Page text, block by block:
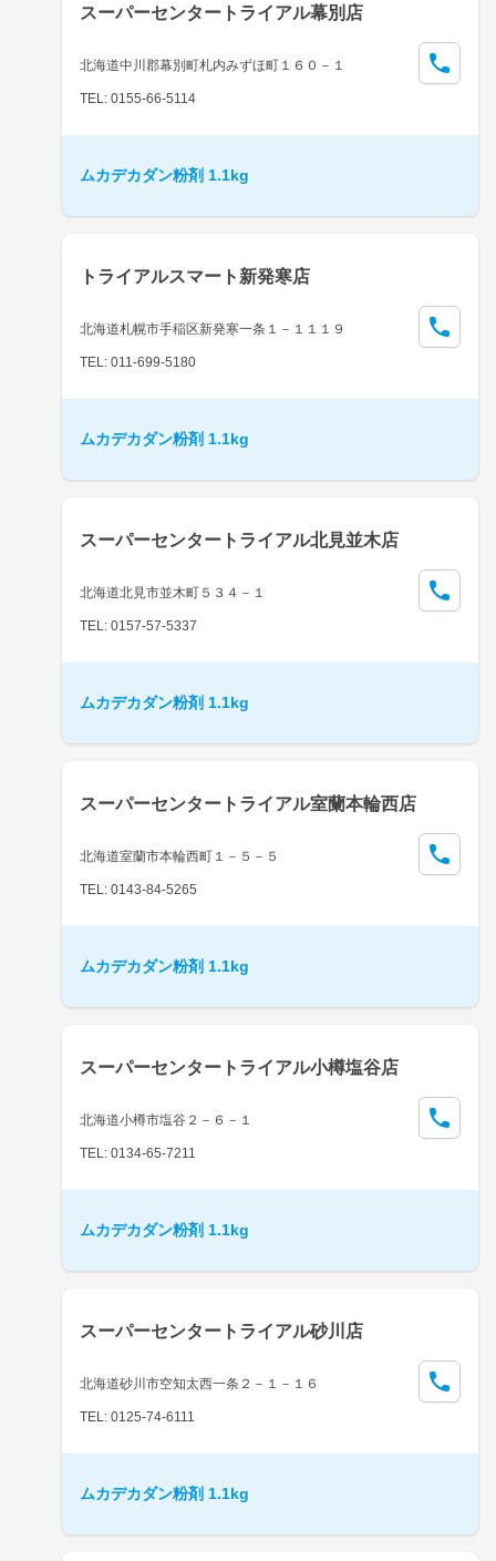
スーパーセンタートライアル幕別店
北海道中川郡幕別町札内みずほ町１６０－１
TEL: 0155-66-5114
ムカデカダン粉剤 1.1kg
トライアルスマート新発寒店
北海道札幌市手稲区新発寒一条１－１１１９
TEL: 011-699-5180
ムカデカダン粉剤 1.1kg
スーパーセンタートライアル北見並木店
北海道北見市並木町５３４－１
TEL: 0157-57-5337
ムカデカダン粉剤 1.1kg
スーパーセンタートライアル室蘭本輪西店
北海道室蘭市本輪西町１－５－５
TEL: 0143-84-5265
ムカデカダン粉剤 1.1kg
スーパーセンタートライアル小樽塩谷店
北海道小樽市塩谷２－６－１
TEL: 0134-65-7211
ムカデカダン粉剤 1.1kg
スーパーセンタートライアル砂川店
北海道砂川市空知太西一条２－１－１６
TEL: 0125-74-6111
ムカデカダン粉剤 1.1kg